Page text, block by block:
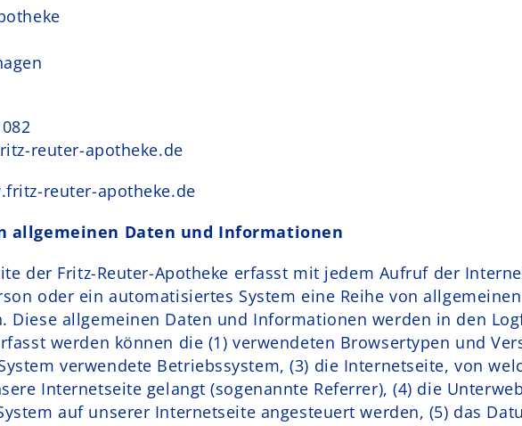
reuter-apotheke.de
reuter-apotheke.de
allgemeinen Daten und Informationen
der Fritz-Reuter-Apotheke erfasst mit jedem Aufruf der
oder ein automatisiertes System eine Reihe von
Diese allgemeinen Daten und Informationen werden in den
werden können die (1) verwendeten Browsertypen und
verwendete Betriebssystem, (3) die Internetseite, von
Internetseite gelangt (sogenannte Referrer), (4) die
auf unserer Internetseite angesteuert werden, (5) das